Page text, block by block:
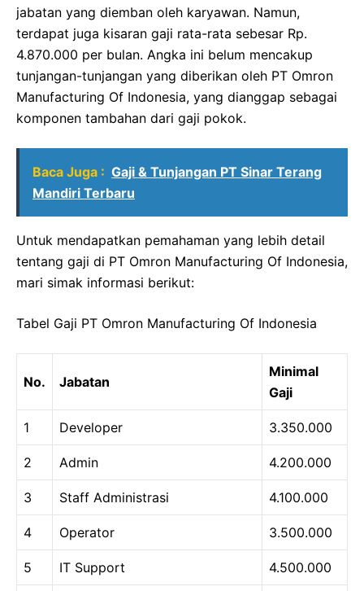
jabatan yang diemban oleh karyawan. Namun,
terdapat juga kisaran gaji rata-rata sebesar Rp.
4.870.000 per bulan. Angka ini belum mencakup
tunjangan-tunjangan yang diberikan oleh PT Omron
Manufacturing Of Indonesia, yang dianggap sebagai
komponen tambahan dari gaji pokok.
Baca Juga : Gaji & Tunjangan PT Sinar Terang
Mandiri Terbaru
Untuk mendapatkan pemahaman yang lebih detail
tentang gaji di PT Omron Manufacturing Of Indonesia,
mari simak informasi berikut:
Tabel Gaji PT Omron Manufacturing Of Indonesia
No. Jabatan
Minimal
Gaji
1 Developer 3.350.000
2 Admin 4.200.000
3 Staff Administrasi 4.100.000
4 Operator 3.500.000
5 IT Support 4.500.000